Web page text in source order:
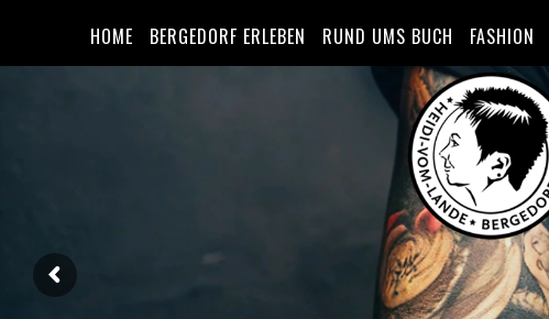
HOME BERGEDORF ERLEBEN RUND UMS BUCH FASHION